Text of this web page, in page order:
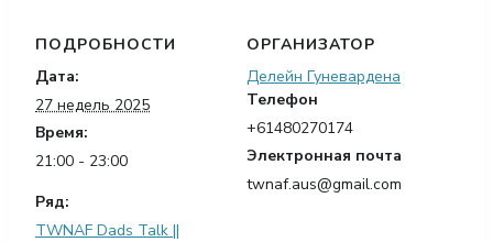
ПОДРОБНОСТИ
Дата:
27 недель 2025
Время:
21:00 - 23:00
Ряд:
TWNAF Dads Talk ||
ОРГАНИЗАТОР
Делейн Гуневардена
Телефон
+61480270174
Электронная почта
twnaf.aus@gmail.com